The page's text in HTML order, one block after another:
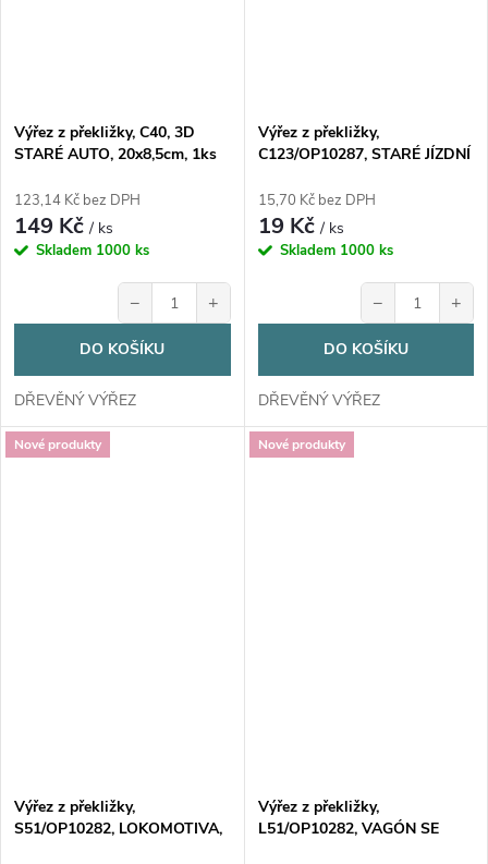
Výřez z překližky, C40, 3D
STARÉ AUTO, 20x8,5cm, 1ks
123,14 Kč bez DPH
149 Kč/ ks
Skladem 1000 ks
− +
DO KOŠÍKU
DŘEVĚNÝ VÝŘEZ
Výřez z překližky,
C123/OP10287, STARÉ JÍZDNÍ
15,70 Kč bez DPH
19 Kč/ ks
Skladem 1000 ks
− +
DO KOŠÍKU
DŘEVĚNÝ VÝŘEZ
Nové produkty
Výřez z překližky,
S51/OP10282, LOKOMOTIVA,
Nové produkty
Výřez z překližky,
L51/OP10282, VAGÓN SE